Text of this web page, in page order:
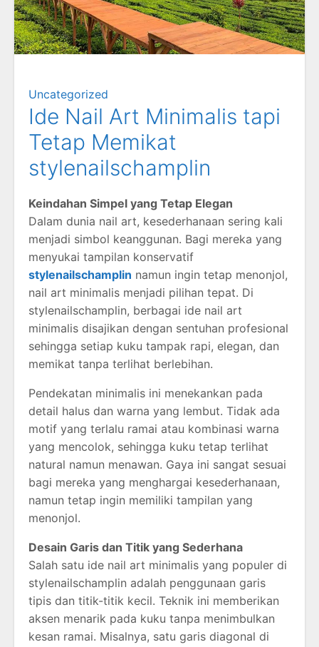
Uncategorized
Ide Nail Art Minimalis tapi
Tetap Memikat
stylenailschamplin
Keindahan Simpel yang Tetap Elegan
Dalam dunia nail art, kesederhanaan sering kali
menjadi simbol keanggunan. Bagi mereka yang
menyukai tampilan konservatif
stylenailschamplin namun ingin tetap menonjol,
nail art minimalis menjadi pilihan tepat. Di
stylenailschamplin, berbagai ide nail art
minimalis disajikan dengan sentuhan profesional
sehingga setiap kuku tampak rapi, elegan, dan
memikat tanpa terlihat berlebihan.
Pendekatan minimalis ini menekankan pada
detail halus dan warna yang lembut. Tidak ada
motif yang terlalu ramai atau kombinasi warna
yang mencolok, sehingga kuku tetap terlihat
natural namun menawan. Gaya ini sangat sesuai
bagi mereka yang menghargai kesederhanaan,
namun tetap ingin memiliki tampilan yang
menonjol.
Desain Garis dan Titik yang Sederhana
Salah satu ide nail art minimalis yang populer di
stylenailschamplin adalah penggunaan garis
tipis dan titik-titik kecil. Teknik ini memberikan
aksen menarik pada kuku tanpa menimbulkan
kesan ramai. Misalnya, satu garis diagonal di